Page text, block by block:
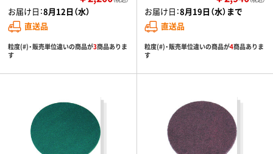
お届け日：8月12日（水）
直送品
粒度(#)・販売単位違いの商品が3商品ありま
す
お届け日：8月19日（水）まで
直送品
粒度(#)・販売単位違いの商品が4商品ありま
す